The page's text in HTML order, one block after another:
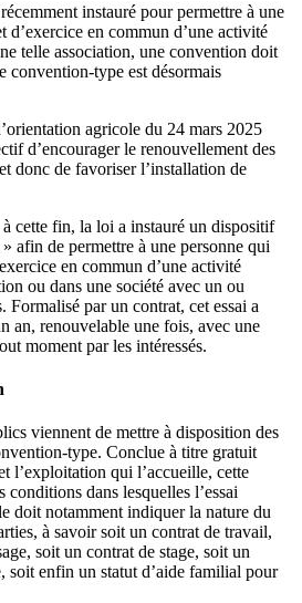
instauré pour permettre à une
d’exercice en commun d’une activité
telle association, une convention doit
convention-type est désormais
agricole du 24 mars 2025
d’encourager le renouvellement des
donc de favoriser l’installation de
à cette fin, la loi a instauré un dispositif
afin de permettre à une personne qui
en commun d’une activité
ou dans une société avec un ou
Formalisé par un contrat, cet essai a
an, renouvelable une fois, avec une
moment par les intéressés.
viennent de mettre à disposition des
type. Conclue à titre gratuit
l’exploitation qui l’accueille, cette
dans lesquelles l’essai
doit notamment indiquer la nature du
à savoir soit un contrat de travail,
soit un contrat de stage, soit un
soit enfin un statut d’aide familial pour